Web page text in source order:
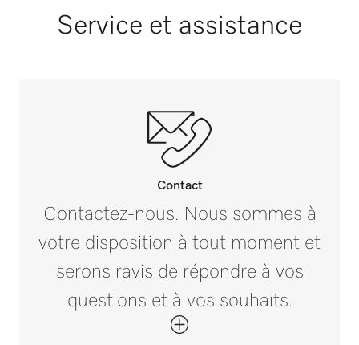
Dimension extérieure, largeur brute en mm
0,11
Poids brut en kg i
Service et assistance
Contact
Contactez-nous. Nous sommes à
votre disposition à tout moment et
serons ravis de répondre à vos
questions et à vos souhaits.